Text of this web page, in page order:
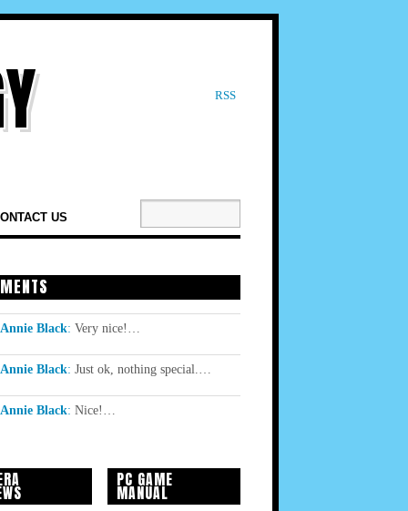
RSS
US
Annie Black: Very nice!…
Annie Black: Just ok, nothing special.…
Annie Black: Nice!…
PC GAME
MANUAL